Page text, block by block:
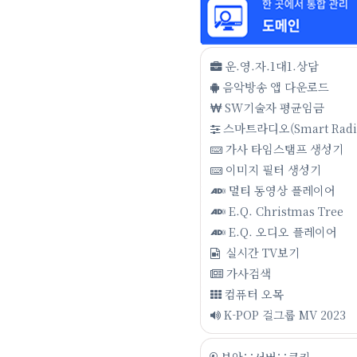
운.영.자.1대1.상담
음악방송 앱 다운로드
SW기술자 평균임금
스마트라디오(Smart
가사 타임스탬프 생성기
이미지 필터 생성기
멀티 동영상 플레이어
E.Q. Christmas Tree
E.Q. 오디오 플레이어
실시간 TV보기
가사검색
컴퓨터 오목
K-POP 걸그룹 MV 2023